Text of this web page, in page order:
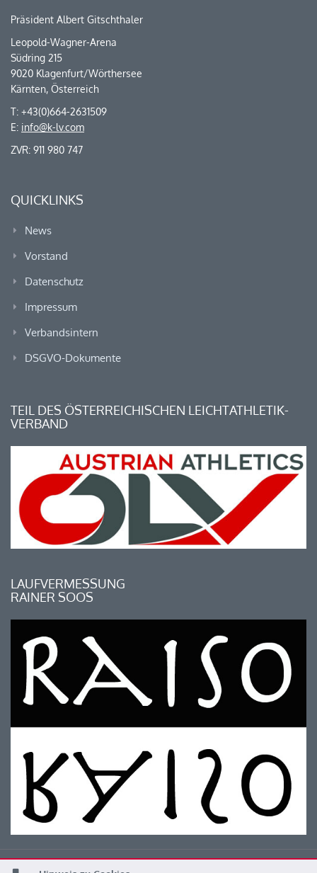
Präsident Albert Gitschthaler
Leopold-Wagner-Arena
Südring 215
9020 Klagenfurt/Wörthersee
Kärnten, Österreich
T: +43(0)664-2631509
E: info@k-lv.com
ZVR: 911 980 747
QUICKLINKS
News
Vorstand
Datenschutz
Impressum
Verbandsintern
DSGVO-Dokumente
TEIL DES ÖSTERREICHISCHEN LEICHTATHLETIK-
VERBAND
LAUFVERMESSUNG
RAINER SOOS